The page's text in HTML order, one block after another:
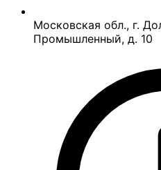
Московская обл., г.
Промышленный, д. 10